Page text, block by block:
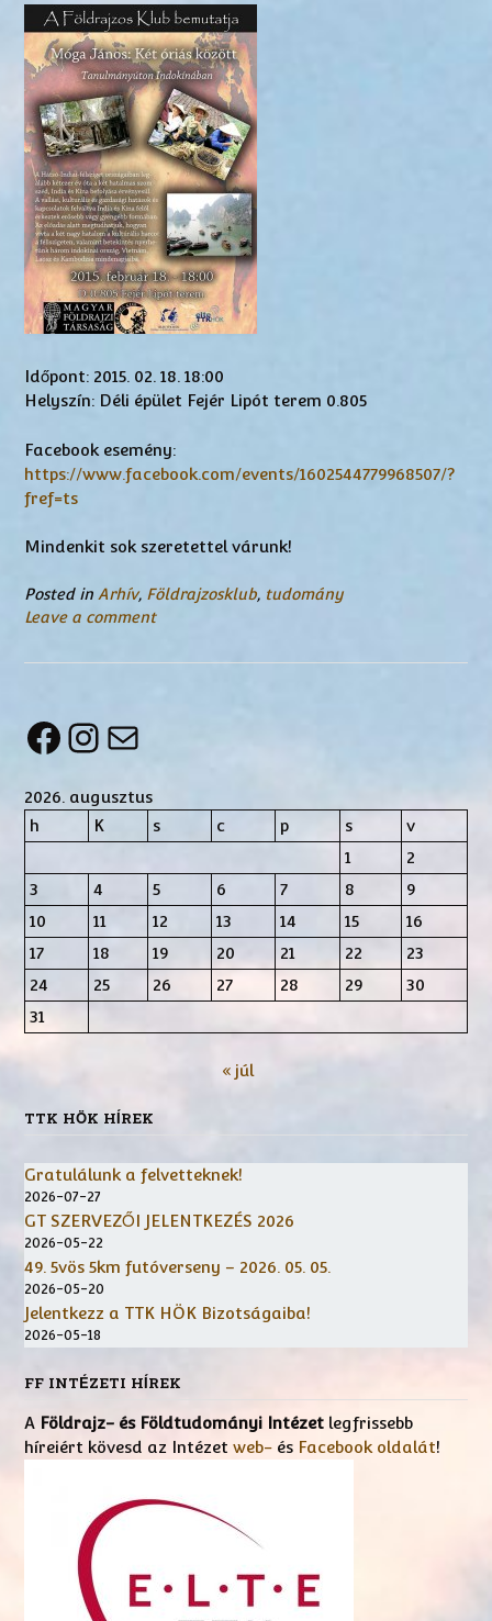
Időpont: 2015. 02. 18. 18:00
Helyszín: Déli épület Fejér Lipót terem 0.805
Facebook esemény:
https://www.facebook.com/events/1602544779968507/?
fref=ts
Mindenkit sok szeretettel várunk!
Posted in Arhív, Földrajzosklub, tudomány
Leave a comment
Facebook
Instagram
Mail
2026. augusztus
h
K s c p s
v
1
2
3
4 5 6 7 8
9
10
11 12 13 14 15
16
17
18 19 20 21 22
23
24
25 26 27 28 29
30
31
« júl
TTK HÖK HÍREK
Gratulálunk a felvetteknek!
2026-07-27
GT SZERVEZŐI JELENTKEZÉS 2026
2026-05-22
49. 5vös 5km futóverseny – 2026. 05. 05.
2026-05-20
Jelentkezz a TTK HÖK Bizotságaiba!
2026-05-18
FF INTÉZETI HÍREK
A Földrajz- és Földtudományi Intézet legfrissebb
híreiért kövesd az Intézet web- és Facebook oldalát!